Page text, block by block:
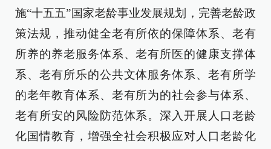
施“十五五”国家老龄事业发展规划，完善老龄政
策法规，推动健全老有所依的保障体系、老有
所养的养老服务体系、老有所医的健康支撑体
系、老有所乐的公共文体服务体系、老有所学
的老年教育体系、老有所为的社会参与体系、
老有所安的风险防范体系。深入开展人口老龄
化国情教育，增强全社会积极应对人口老龄化